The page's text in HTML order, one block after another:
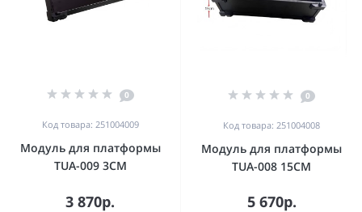
0
Код товара: 251004009
Модуль для платформы
TUA-009 3CM
3 870р.
0
Код товара: 251004008
Модуль для платформы
TUA-008 15CM
5 670р.